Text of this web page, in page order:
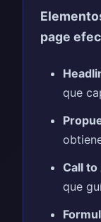
page
que
Call
que